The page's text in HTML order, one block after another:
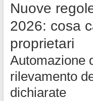
Nuove
2026: cosa
proprietari
Automazione
rilevamento
dichiarate